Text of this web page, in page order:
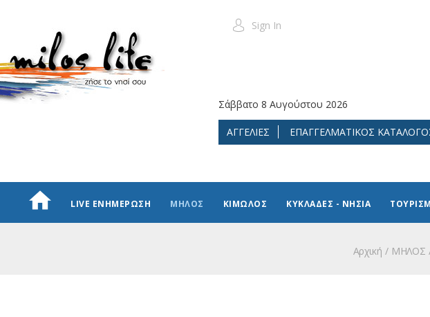
Sign In
Σάββατο 8 Αυγούστου 2026
ΑΓΓΕΛΙΕΣ ΕΠΑΓΓΕΛΜΑΤΙΚΟΣ
LIVE ΕΝΗΜΕΡΩΣΗ ΜΗΛΟΣ ΚΙΜΩΛΟΣ ΚΥΚΛΑΔΕΣ - ΝΗΣΙΑ
Αρχική ΜΗΛΟΣ